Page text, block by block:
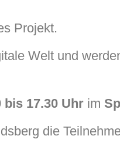
Projekt.
Welt und
bis 17.30 Uhr im
die